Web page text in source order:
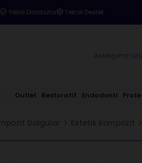
Yetkili Distribütör Teknik Destek
Outlet Restoratif Endodonti